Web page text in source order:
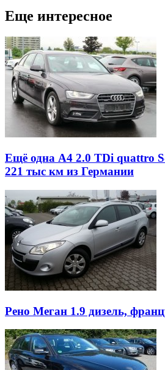
Еще интересное
Ещё одна A4 2.0 TDi quattro
221 тыс км из Германии
Рено Меган 1.9 дизель,